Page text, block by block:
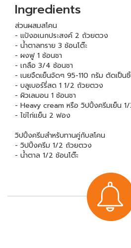
Ingredients
ส่วนผสมสโคน
- แป้งอเนกประสงค์ 2 ถ้วยตวง
- น้ำตาลทราย 3 ช้อนโต๊ะ
- ผงฟู 1 ช้อนชา
- เกลือ 3/4 ช้อนชา
- เนยจืดเย็นจัดๆ 95-110 กรัม ตัดเป็น
- บลูเบอร์รี่สด 1 1/2 ถ้วยตวง
- ผิวเลมอน 1 ช้อนชา
- Heavy cream หรือ วิปปิ้งครีมเย็น
- ไข่ไก่แย็น 2 ฟอง
วิปปิ้งครีมสำหรับทานคู่กับสโคน
- วิปปิ้งครีม 1/2 ถ้วยตวง
- น้ำตาล 1/2 ช้อนโต๊ะ